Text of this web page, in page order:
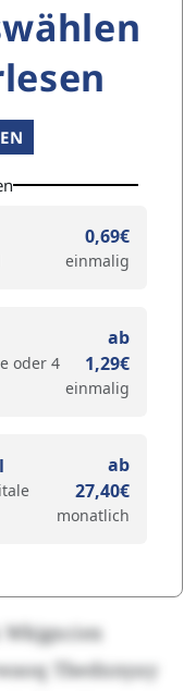
0,69€
einmalig
oder 4
ab
1,29€
einmalig
ab
27,40€
monatlich
Tbedxnyay